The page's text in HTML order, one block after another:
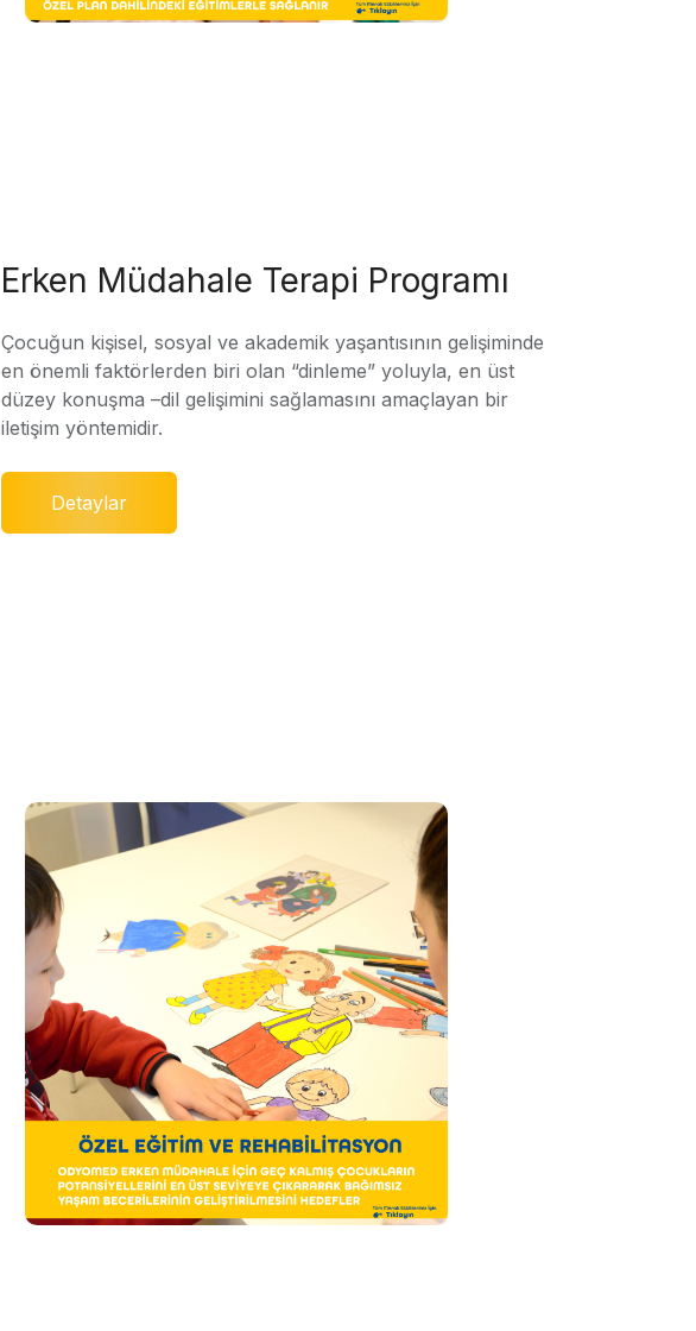
Erken Müdahale Terapi Programı
Çocuğun kişisel, sosyal ve akademik yaşantısının gelişiminde
en önemli faktörlerden biri olan “dinleme” yoluyla, en üst
düzey konuşma –dil gelişimini sağlamasını amaçlayan bir
iletişim yöntemidir.
Detaylar